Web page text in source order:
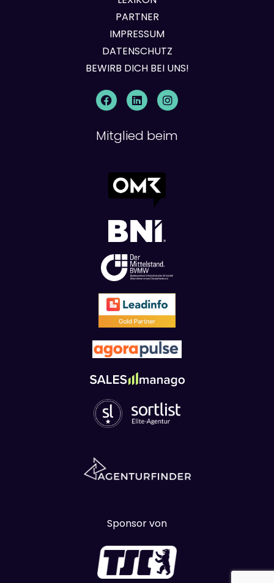
PARTNER
IMPRESSUM
DATENSCHUTZ
BEWIRB DICH BEI UNS!
Mitglied beim
Sponsor von